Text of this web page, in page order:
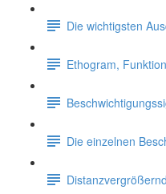
Die wichtigsten
Ethogram,
Die einzelnen